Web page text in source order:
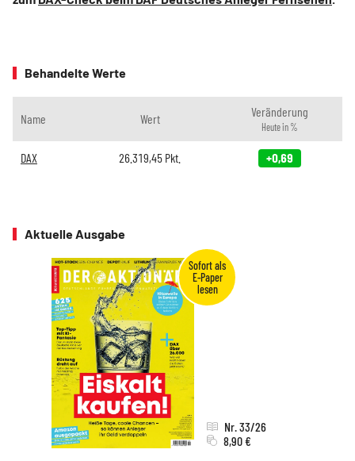
Behandelte Werte
Name Wert Veränderung
Heute in %
DAX 26.319,45 Pkt. +0,69
Aktuelle Ausgabe
Nr. 33/26
8,90 €